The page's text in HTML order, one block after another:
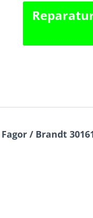
/ Brandt